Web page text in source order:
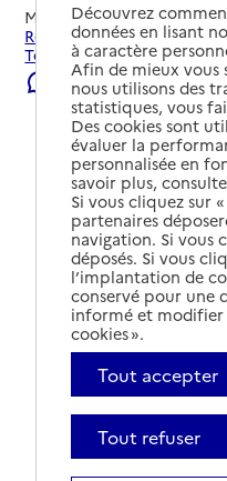
Mis à jour le07/08/2026
Rechercher les
Toulouse.
Signaler une erreur
Découvrez
données en lisant
à caractère
Afin de mieux vous
nous utilisons des
statistiques, vous
Des cookies sont
évaluer la
personnalisée en
savoir plus,
Si vous cliquez sur
partenaires
navigation. Si vous
déposés. Si vous
l’implantation de
conservé pour une
informé et modifier
cookies ».
Tout accepter
Tout refuser